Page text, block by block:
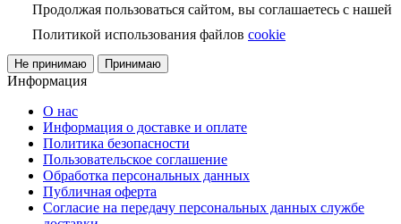
Продолжая пользоваться сайтом, вы соглашаетесь с нашей
Политикой использования файлов cookie
Не принимаю Принимаю
Информация
О нас
Информация о доставке и оплате
Политика безопасности
Пользовательское соглашение
Обработка персональных данных
Публичная оферта
Согласие на передачу персональных данных службе